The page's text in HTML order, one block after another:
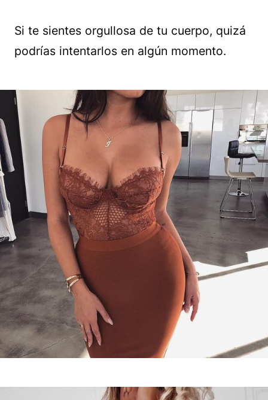
Si te sientes orgullosa de tu cuerpo, quizá
podrías intentarlos en algún momento.